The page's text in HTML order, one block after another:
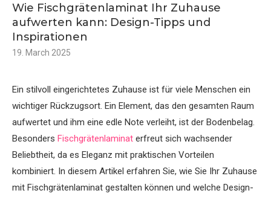
Wie Fischgrätenlaminat Ihr Zuhause
aufwerten kann: Design-Tipps und
Inspirationen
19. March 2025
Ein stilvoll eingerichtetes Zuhause ist für viele Menschen ein
wichtiger Rückzugsort. Ein Element, das den gesamten Raum
aufwertet und ihm eine edle Note verleiht, ist der Bodenbelag.
Besonders Fischgrätenlaminat erfreut sich wachsender
Beliebtheit, da es Eleganz mit praktischen Vorteilen
kombiniert. In diesem Artikel erfahren Sie, wie Sie Ihr Zuhause
mit Fischgrätenlaminat gestalten können und welche Design-